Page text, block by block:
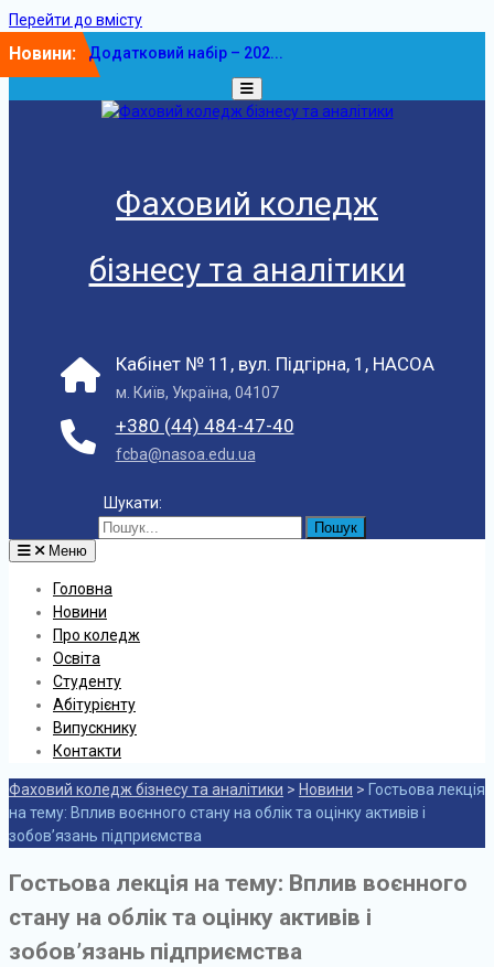
Перейти до вмісту
Новини:
Додатковий набір – 202...
У ФКБА НАСОА
відбулася...
Фаховий коледж
бізнесу та аналітики
+380 (44) 484-47-40
fcba@nasoa.edu.ua
Кабінет № 11, вул. Підгірна, 1, НАСОА
м. Київ, Україна, 04107
Шукати:
Меню
Головна
Новини
Про коледж
Освіта
Студенту
Абітурієнту
Випускнику
Контакти
Фаховий коледж бізнесу та аналітики > Новини > Гостьова лекція
на тему: Вплив воєнного стану на облік та оцінку активів і
зобов’язань підприємства
Гостьова лекція на тему: Вплив воєнного
стану на облік та оцінку активів і
зобов’язань підприємства